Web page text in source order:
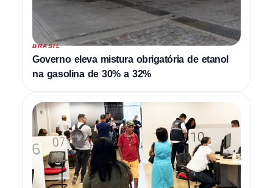
BRASIL
Governo eleva mistura obrigatória de etanol
na gasolina de 30% a 32%